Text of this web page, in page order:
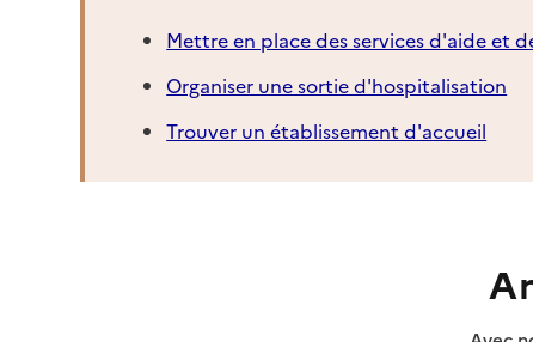
Mettre en place des services d'aide et
Organiser une sortie d'hospitalisation
Trouver un établissement d'accueil